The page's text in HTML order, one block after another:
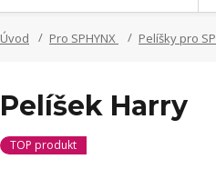
Úvod Pro SPHYNX Pelíšky pro
Pelíšek Harry
TOP produkt